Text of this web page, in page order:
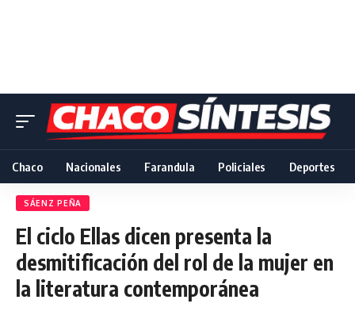
Chaco Nacionales Farandula Policiales Deportes
SÁENZ PEÑA
El ciclo Ellas dicen presenta la
desmitificación del rol de la mujer en
la literatura contemporánea